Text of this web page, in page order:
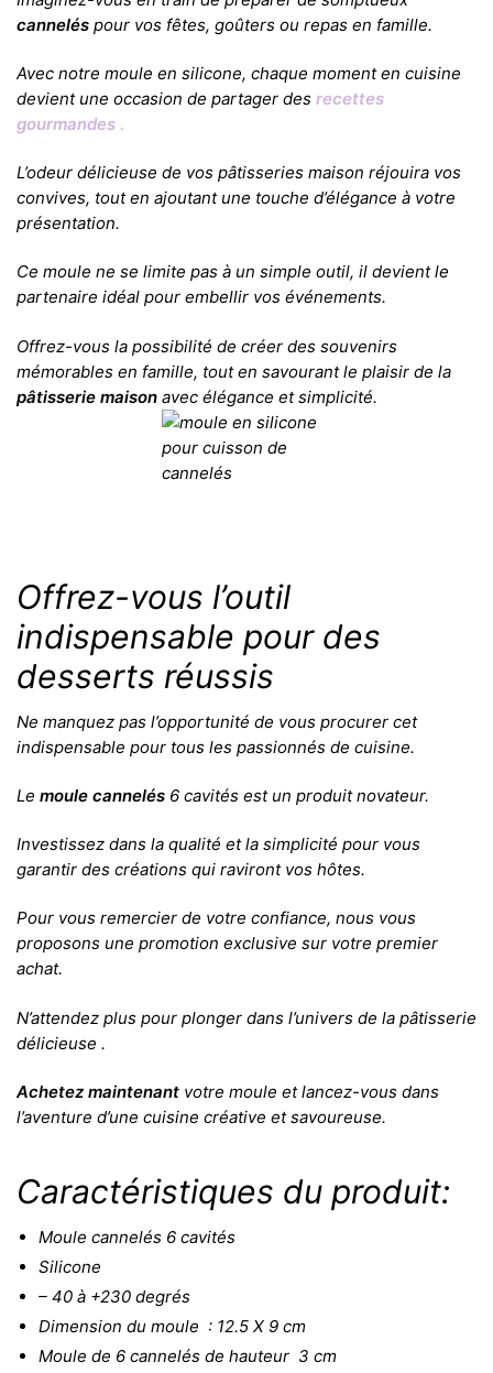
cannelés pour vos fêtes, goûters ou repas en famille.
Avec notre moule en silicone, chaque moment en cuisine
devient une occasion de partager des recettes
gourmandes .
L’odeur délicieuse de vos pâtisseries maison réjouira vos
convives, tout en ajoutant une touche d’élégance à votre
présentation.
Ce moule ne se limite pas à un simple outil, il devient le
partenaire idéal pour embellir vos événements.
Offrez-vous la possibilité de créer des souvenirs
mémorables en famille, tout en savourant le plaisir de la
pâtisserie maison avec élégance et simplicité.
Offrez-vous l’outil
indispensable pour des
desserts réussis
Ne manquez pas l’opportunité de vous procurer cet
indispensable pour tous les passionnés de cuisine.
Le moule cannelés 6 cavités est un produit novateur.
Investissez dans la qualité et la simplicité pour vous
garantir des créations qui raviront vos hôtes.
Pour vous remercier de votre confiance, nous vous
proposons une promotion exclusive sur votre premier
achat.
N’attendez plus pour plonger dans l’univers de la pâtisserie
délicieuse .
Achetez maintenant votre moule et lancez-vous dans
l’aventure d’une cuisine créative et savoureuse.
Caractéristiques du produit:
Moule cannelés 6 cavités
Silicone
– 40 à +230 degrés
Dimension du moule : 12.5 X 9 cm
Moule de 6 cannelés de hauteur 3 cm